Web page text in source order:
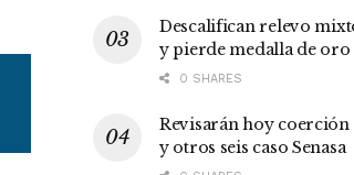
Descalifican relevo
y pierde medalla de oro
0 SHARES
Revisarán hoy
y otros seis caso Senasa